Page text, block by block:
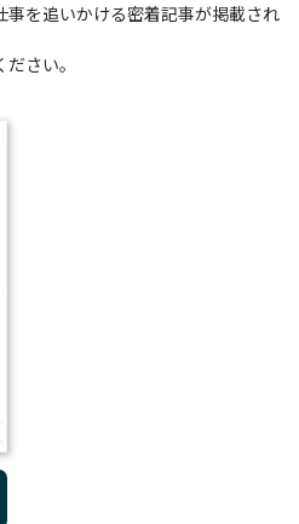
を追いかける密着記事が掲載され
さい。